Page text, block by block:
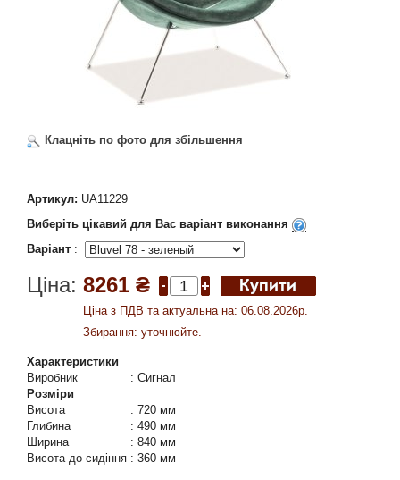
Клацніть по фото для збільшення
Артикул: UA11229
Виберіть цікавий для Вас варіант виконання
Варіант :
Ціна: 8261 ₴
Ціна з ПДВ та актуальна на: 06.08.2026р.
Збирання: уточнюйте.
Характеристики
Виробник
: Сигнал
Розміри
Висота
: 720 мм
Глибина
: 490 мм
Ширина
: 840 мм
Висота до сидіння : 360 мм